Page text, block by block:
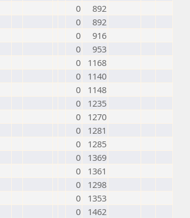
0
892
0
892
0
916
0
953
0
1168
0
1140
0
1148
0
1235
0
1270
0
1281
0
1285
0
1369
0
1361
0
1298
0
1353
0
1462